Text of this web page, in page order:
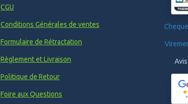
CGU
Conditions Générales de ventes
Formulaire de Rétractation
Règlement et Livraison
Politique de Retour
Foire aux Questions